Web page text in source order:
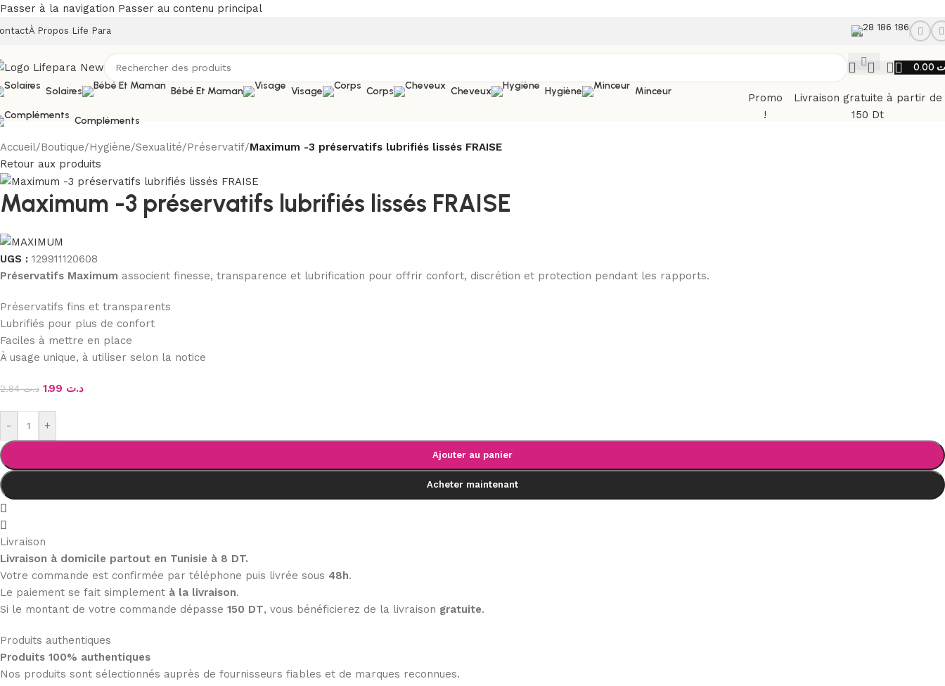
Passer à la navigation Passer au contenu principal
À Propos Life Para 28 186 186
Solaires
Bébé Et Maman Visage Corps Cheveux Hygiène Minceur
Compléments
Promo
!
Livraison gratuite à partir de
150 Dt
Accueil/Boutique/Hygiène/Sexualité/Préservatif/Maximum -3 préservatifs lubrifiés lissés FRAISE
Retour aux produits
Maximum -3 préservatifs lubrifiés lissés FRAISE
UGS : 129911120608
Préservatifs Maximum associent finesse, transparence et lubrification pour offrir confort, discrétion et protection pendant les rapports.
Préservatifs fins et transparents
Lubrifiés pour plus de confort
Faciles à mettre en place
À usage unique, à utiliser selon la notice
د.ت2.84 د.ت
- +
Ajouter au panier
Acheter maintenant
Livraison
Livraison à domicile partout en Tunisie à 8 DT.
Votre commande est confirmée par téléphone puis livrée sous 48h.
Le paiement se fait simplement à la livraison.
Si le montant de votre commande dépasse 150 DT, vous bénéficierez de la livraison gratuite.
Produits authentiques
Produits 100% authentiques
Nos produits sont sélectionnés auprès de fournisseurs fiables et de marques reconnues.